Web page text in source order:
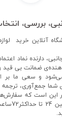
بررسی،
آنلاین خرید
دارنده نماد
ضمانت بی قید
می‌شود و سعی ما
شما جمع‌آوری،
این است که
روز کاری